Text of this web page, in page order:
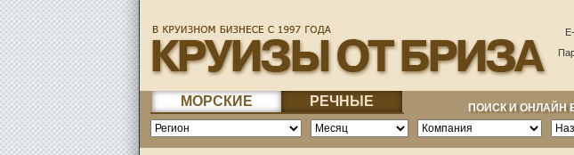
МОРСКИЕ РЕЧНЫЕ ПОИСК И ОНЛАЙН